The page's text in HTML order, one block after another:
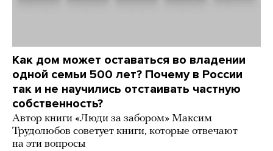
Как дом может оставаться во владении
одной семьи 500 лет? Почему в России
так и не научились отстаивать частную
собственность?
Автор книги «Люди за забором» Максим
Трудолюбов советует книги, которые отвечают
на эти вопросы